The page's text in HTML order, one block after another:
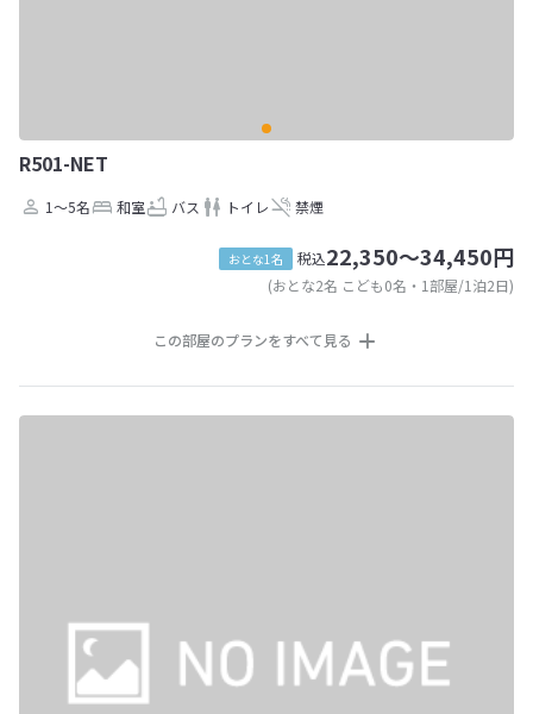
R501-NET
1～5名 和室 バス トイレ 禁煙
おとな1名 税込22,350～34,450円
(おとな2名 こども0名・1部屋/1泊2日)
この部屋のプランをすべて見る